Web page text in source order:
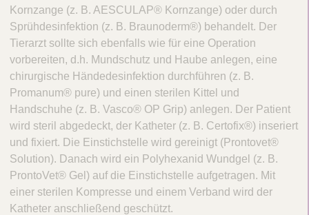
Kornzange (z. B. AESCULAP® Kornzange) oder durch
Sprühdesinfektion (z. B. Braunoderm®) behandelt. Der
Tierarzt sollte sich ebenfalls wie für eine Operation
vorbereiten, d.h. Mundschutz und Haube anlegen, eine
chirurgische Händedesinfektion durchführen (z. B.
Promanum® pure) und einen sterilen Kittel und
Handschuhe (z. B. Vasco® OP Grip) anlegen. Der Patient
wird steril abgedeckt, der Katheter (z. B. Certofix®) inseriert
und fixiert. Die Einstichstelle wird gereinigt (Prontovet®
Solution). Danach wird ein Polyhexanid Wundgel (z. B.
ProntoVet® Gel) auf die Einstichstelle aufgetragen. Mit
einer sterilen Kompresse und einem Verband wird der
Katheter anschließend geschützt.